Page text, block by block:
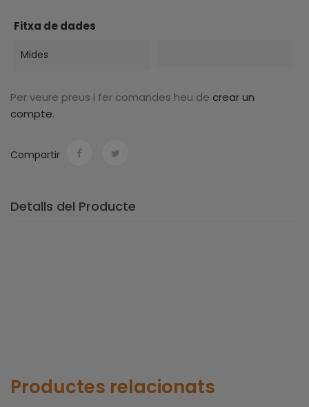
Fitxa de dades
Mides
Per veure preus i fer comandes heu de crear un
compte.
Compartir
Detalls del Producte
Productes relacionats